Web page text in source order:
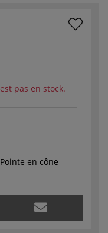
pas en stock.
en cône